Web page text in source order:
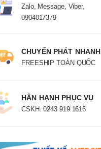
Zalo, Message, Viber,
0904017379
CHUYỂN PHÁT NHANH
FREESHIP TOÀN QUỐC
HÂN HẠNH PHỤC VỤ
CSKH: 0243 919 1616